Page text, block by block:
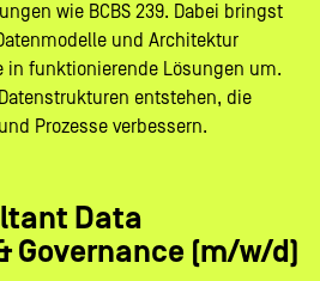
Data
Governance (m/w/d)
wie BCBS 239. Dabei bringst
und Architektur
in funktionierende Lösungen um.
entstehen, die
Prozesse verbessern.